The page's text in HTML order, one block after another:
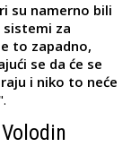
su namerno bili
sistemi za
to zapadno,
se da će se
i niko to neće